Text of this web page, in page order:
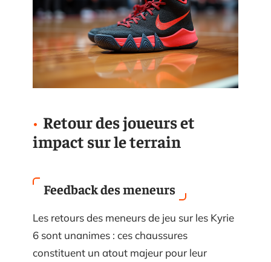
Retour des joueurs et
impact sur le terrain
Feedback des meneurs
Les retours des meneurs de jeu sur les Kyrie
6 sont unanimes : ces chaussures
constituent un atout majeur pour leur